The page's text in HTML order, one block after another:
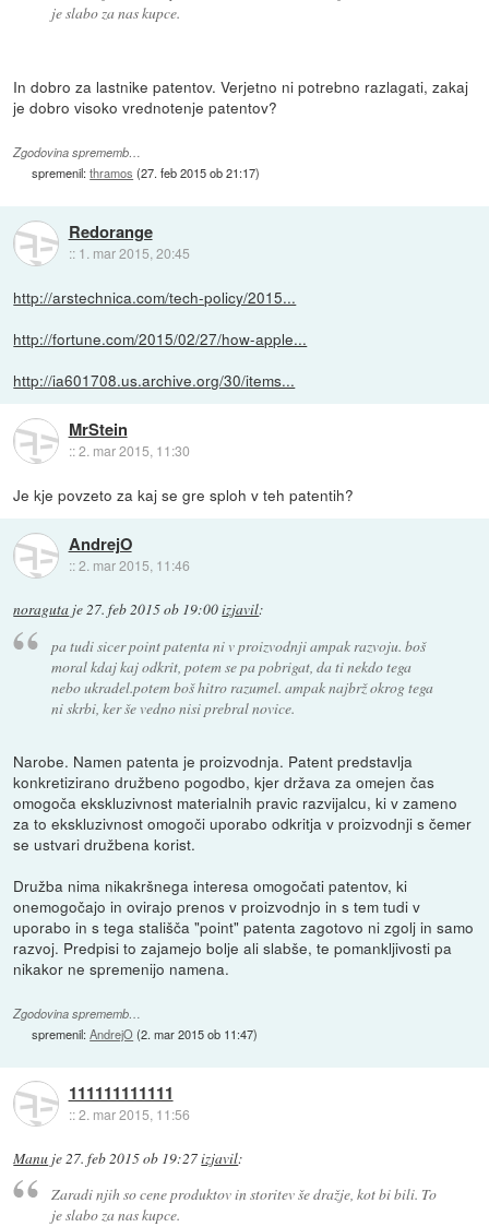
je slabo za nas kupce.
In dobro za lastnike patentov. Verjetno ni potrebno razlagati, zakaj
je dobro visoko vrednotenje patentov?
Zgodovina sprememb…
spremenil:thramos (27. feb 2015 ob 21:17)
Redorange
:: 1. mar 2015, 20:45
http://arstechnica.com/tech-policy/2015...
http://fortune.com/2015/02/27/how-apple...
http://ia601708.us.archive.org/30/items...
MrStein
::2. mar 2015, 11:30
Je kje povzeto za kaj se gre sploh v teh patentih?
AndrejO
::2. mar 2015, 11:46
noraguta je27. feb 2015 ob 19:00izjavil:
pa tudi sicer point patenta ni v proizvodnji ampak razvoju. boš
moral kdaj kaj odkrit, potem se pa pobrigat, da ti nekdo tega
nebo ukradel.potem boš hitro razumel. ampak najbrž okrog tega
ni skrbi, ker še vedno nisi prebral novice.
Narobe. Namen patenta je proizvodnja. Patent predstavlja
konkretizirano družbeno pogodbo, kjer država za omejen čas
omogoča ekskluzivnost materialnih pravic razvijalcu, ki v zameno
za to ekskluzivnost omogoči uporabo odkritja v proizvodnji s čemer
se ustvari družbena korist.
Družba nima nikakršnega interesa omogočati patentov, ki
onemogočajo in ovirajo prenos v proizvodnjo in s tem tudi v
uporabo in s tega stališča "point" patenta zagotovo ni zgolj in samo
razvoj. Predpisi to zajamejo bolje ali slabše, te pomankljivosti pa
nikakor ne spremenijo namena.
Zgodovina sprememb…
spremenil:AndrejO(2. mar 2015 ob 11:47)
111111111111
::2. mar 2015, 11:56
Manu je27. feb 2015 ob 19:27izjavil:
Zaradi njih so cene produktov in storitev še dražje, kot bi bili. To
je slabo za nas kupce.